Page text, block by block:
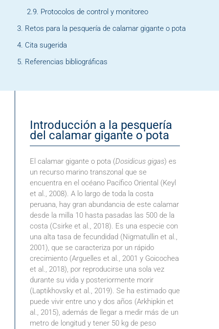
Protocolos de control y monitoreo
Retos para la pesquería de calamar gigante o pota
Cita sugerida
Referencias bibliográficas
Introducción a la pesquería
del calamar gigante o pota
El calamar gigante o pota (Dosidicus gigas) es
un recurso marino transzonal que se
encuentra en el océano Pacífico Oriental (Keyl
et al., 2008). A lo largo de toda la costa
peruana, hay gran abundancia de este calamar
desde la milla 10 hasta pasadas las 500 de la
costa (Csirke et al., 2018). Es una especie con
una alta tasa de fecundidad (Nigmatullin et al.,
2001), que se caracteriza por un rápido
crecimiento (Arguelles et al., 2001 y Goicochea
et al., 2018), por reproducirse una sola vez
durante su vida y posteriormente morir
(Laptikhovsky et al., 2019). Se ha estimado que
puede vivir entre uno y dos años (Arkhipkin et
al., 2015), además de llegar a medir más de un
metro de longitud y tener 50 kg de peso